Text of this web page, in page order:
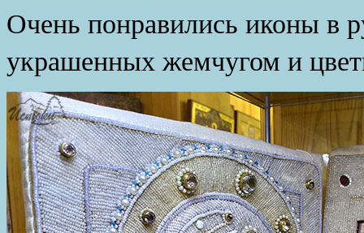
Очень понравились иконы в
украшенных жемчугом и